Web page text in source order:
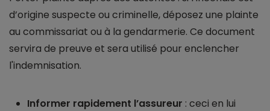
d’origine suspecte ou criminelle, déposez une plainte
au commissariat ou à la gendarmerie. Ce document
servira de preuve et sera utilisé pour enclencher
l'indemnisation.
Informer rapidement l’assureur : ceci en lui